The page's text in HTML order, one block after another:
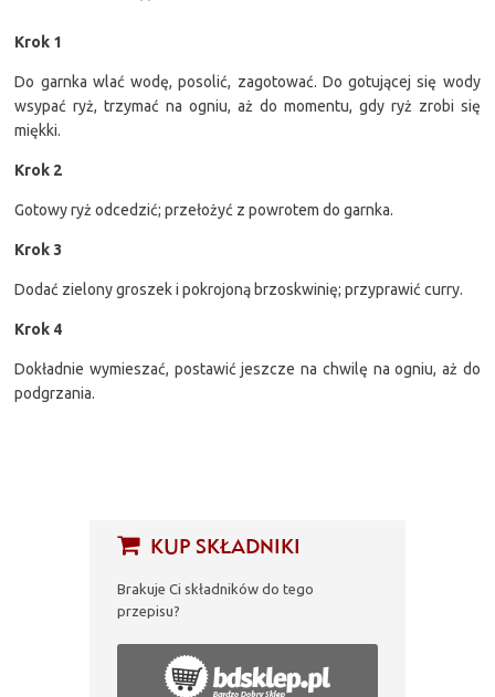
KUP SKŁADNIKI
Brakuje Ci składników do tego
przepisu?
Krok 1
Do garnka wlać wodę, posolić, zagotować. Do gotującej się wody
wsypać ryż, trzymać na ogniu, aż do momentu, gdy ryż zrobi się
miękki.
Krok 2
Gotowy ryż odcedzić; przełożyć z powrotem do garnka.
Krok 3
Dodać zielony groszek i pokrojoną brzoskwinię; przyprawić curry.
Krok 4
Dokładnie wymieszać, postawić jeszcze na chwilę na ogniu, aż do
podgrzania.